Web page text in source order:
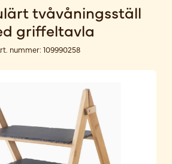
tvåvåningsställ
griffeltavla
nummer: 109990258